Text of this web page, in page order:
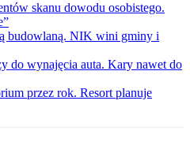
skanu dowodu osobistego.
budowlaną. NIK wini gminy i
do wynajęcia auta. Kary nawet do
przez rok. Resort planuje